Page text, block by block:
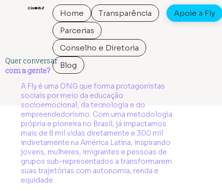
Home
Transparência
Parcerias
Conselho e Diretoria
Blog
Apoie a Fly
Quer conversar
com a gente?
A Fly é uma ONG que forma protagonistas
sociais por meio da educação
socioemocional, da tecnologia e do
empreendedorismo. Com uma metodologia
própria e pioneira no Brasil, já impactamos
mais de 8 mil vidas diretamente e 300 mil
indiretamente na América Latina, inspirando
jovens, mulheres, imigrantes e pessoas de
grupos sub-representados a transformarem
suas trajetórias com autonomia, renda e
equidade.